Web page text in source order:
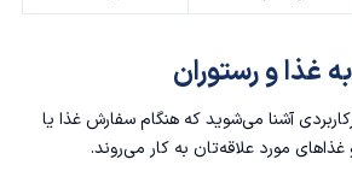
غذا و رستوران
آشنا می‌شوید که هنگام سفارش غذا یا
مورد علاقه‌تان به کار می‌روند.